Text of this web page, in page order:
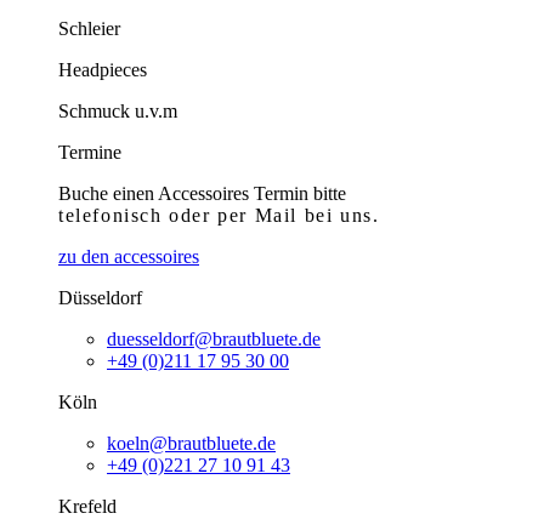
Schleier
Headpieces
Schmuck u.v.m
Termine
Buche einen Accessoires Termin bitte
telefonischoder per Mail bei uns.
zu den accessoires
Düsseldorf
duesseldorf@brautbluete.de
+49 (0)211 17 95 30 00
Köln
koeln@brautbluete.de
+49 (0)221 27 10 91 43
Krefeld